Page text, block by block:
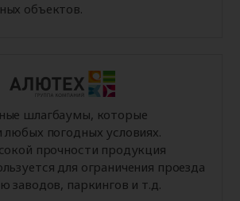
объектов.
шлагбаумы, которые
погодных условиях.
прочности продукция
для ограничения проезда
заводов, паркингов и т.д.